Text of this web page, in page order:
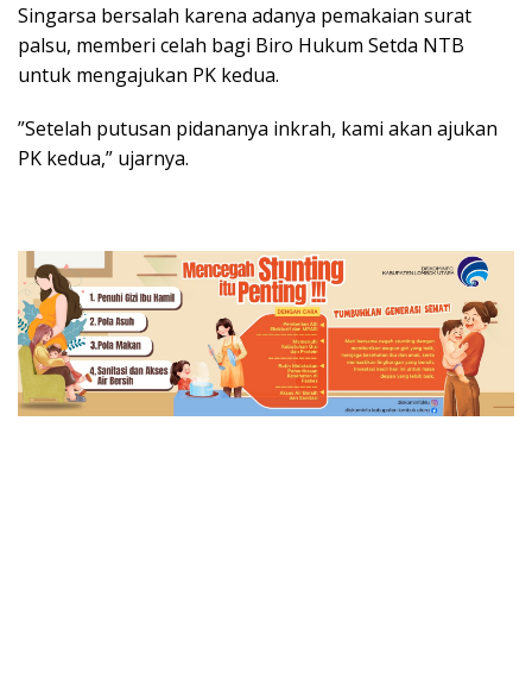
Singarsa bersalah karena adanya pemakaian surat
palsu, memberi celah bagi Biro Hukum Setda NTB
untuk mengajukan PK kedua.
”Setelah putusan pidananya inkrah, kami akan ajukan
PK kedua,” ujarnya.